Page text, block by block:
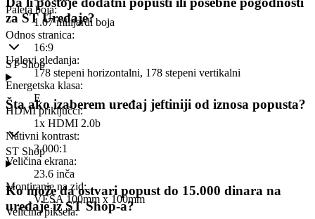
Paleta boja:
1.07 milijardi boja
Odnos stranica:
16:9
Uglovi gledanja:
178 stepeni horizontalni, 178 stepeni vertikalni
Energetska klasa:
E
HDMI priključci:
1x HDMI 2.0b
Nativni kontrast:
3.000:1
Veličina ekrana:
23.6 inča
Montiranje na zid:
VESA 100mm x 100mm
Veličina piksela:
za ST Uređaje?
ST Shop
Šta ako izaberem uređaj jeftiniji od iznosa popusta?
ST Shop
Ko može da ostvari popust do 15.000 dinara na
uređaje iz ST Shop-a?